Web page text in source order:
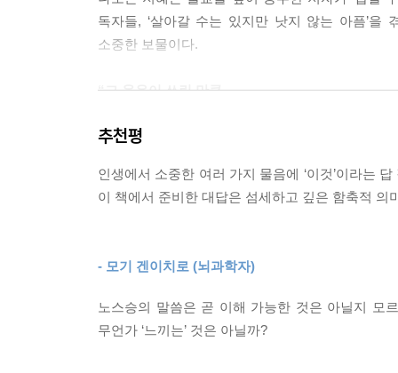
“‘나’는 아니다. 마시는 자가 누구이건 그는 그릇이
내가 아니다.’ 도인은 그렇게 말했다.”
독자들, ‘살아갈 수는 있지만 낫지 않는 아픔’
소중한 보물이다.
“그 웃음이 쓰린 만큼,
본문에서 노스승은 소년을 ‘어린 벗’이라고 부른
현재의 저자, 소년은 과거의 저자이기도 하다. 소
상태라는 감각을 알기 어렵다. 지위나 행복 같
이해하기 힘든 것일지도 모른다. 하지만 ‘그렇게
것이 아닐까? 이 책은 얇지만 마음에 새길만한
추천평
인생에서 소중한 여러 가지 물음에 ‘이것’이라는
이 책에서 준비한 대답은 섬세하고 깊은 함축적 의
- 모기 겐이치로 (뇌과학자)
노스승의 말씀은 곧 이해 가능한 것은 아닐지 모
무언가 ‘느끼는’ 것은 아닐까?